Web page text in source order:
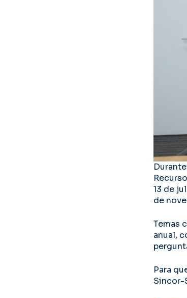
13 de
de
Temas
anual,
Para
Sincor-